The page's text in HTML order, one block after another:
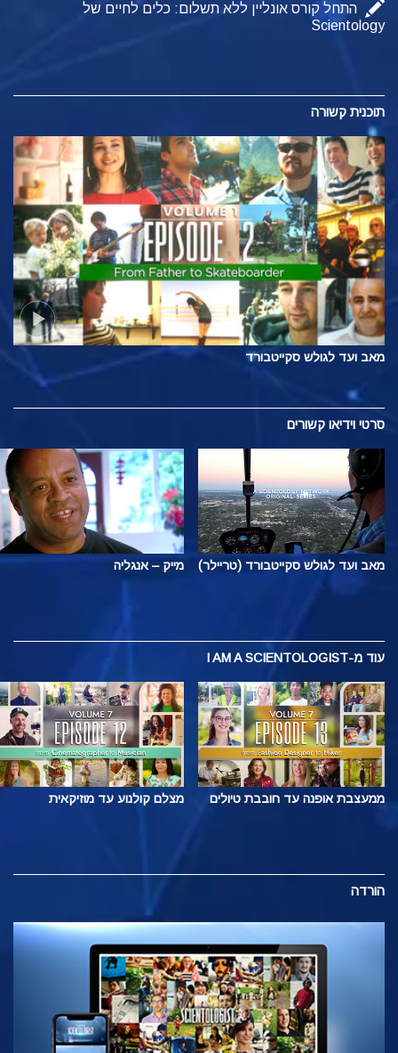
התחל קורס אונליין ללא תשלום: כלים לחיים של
Scientology
תוכנית קשורה
מאב ועד לגולש סקייטבורד
סרטי וידיאו קשורים
מאב ועד לגולש סקייטבורד (טריילר) מייק – אנגליה
עוד מ-I AM A SCIENTOLOGIST
ממעצבת אופנה עד חובבת טיולים מצלם קולנוע עד מוזיקאית
הורדה